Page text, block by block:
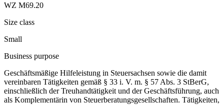
WZ M69.20
Size class
Small
Business purpose
Geschäftsmäßige Hilfeleistung in Steuersachsen sowie die damit
vereinbaren Tätigkeiten gemäß § 33 i. V. m. § 57 Abs. 3 StBerG,
einschließlich der Treuhandtätigkeit und der Geschäftsführung, auch
als Komplementärin von Steuerberatungsgesellschaften. Tätigkeiten,